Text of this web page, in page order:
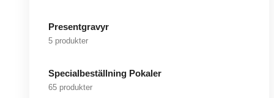
Presentgravyr
5 produkter
Specialbeställning Pokaler
65 produkter